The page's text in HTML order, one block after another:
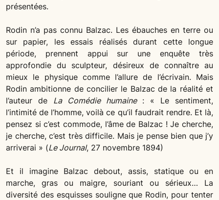
présentées.
Rodin n’a pas connu Balzac. Les ébauches en terre ou
sur papier, les essais réalisés durant cette longue
période, prennent appui sur une enquête très
approfondie du sculpteur, désireux de connaître au
mieux le physique comme l’allure de l’écrivain. Mais
Rodin ambitionne de concilier le Balzac de la réalité et
l’auteur de La Comédie humaine: « Le sentiment,
l’intimité de l’homme, voilà ce qu’il faudrait rendre. Et là,
pensez si c’est commode, l’âme de Balzac ! Je cherche,
je cherche, c’est très difficile. Mais je pense bien que j’y
arriverai » (Le Journal, 27 novembre 1894)
Et il imagine Balzac debout, assis, statique ou en
marche, gras ou maigre, souriant ou sérieux… La
diversité des esquisses souligne que Rodin, pour tenter